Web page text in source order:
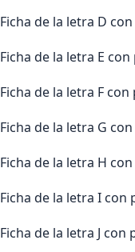
Ficha de la letra D
Ficha de la letra E con
Ficha de la letra F con
Ficha de la letra G
Ficha de la letra H
Ficha de la letra I con
Ficha de la letra J con